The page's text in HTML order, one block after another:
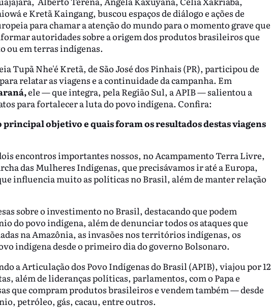
e Kretã Kaingang, buscou espaços de diálogo e ações de
para chamar a atenção do mundo para o momento grave que
autoridades sobre a origem dos produtos brasileiros que
ou em terras indígenas.
Tupã Nhe'é Kretã, de São José dos Pinhais (PR), participou de
relatar as viagens e a continuidade da campanha. Em
ele — que integra, pela Região Sul, a APIB — salientou a
para fortalecer a luta do povo indígena. Confira:
principal objetivo e quais foram os resultados destas viagens
encontros importantes nossos, no Acampamento Terra Livre,
das Mulheres Indígenas, que precisávamos ir até a Europa,
influencia muito as políticas no Brasil, além de manter relação
sobre o investimento no Brasil, destacando que podem
do povo indígena, além de denunciar todos os ataques que
na Amazônia, as invasões nos territórios indígenas, os
indígena desde o primeiro dia do governo Bolsonaro.
a Articulação dos Povo Indígenas do Brasil (APIB), viajou por 12
além de lideranças políticas, parlamentos, com o Papa e
que compram produtos brasileiros e vendem também — desde
petróleo, gás, cacau, entre outros.